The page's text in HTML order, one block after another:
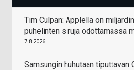
Tim Culpan: Applella on
puhelinten siruja odottamassa
7.8.2026
Samsungin huhutaan tiputtavan